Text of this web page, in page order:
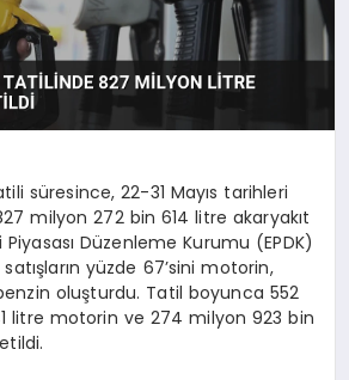
süresince, 22-31 Mayıs tarihleri
milyon 272 bin 614 litre akaryakıt
Piyasası Düzenleme Kurumu (EPDK)
yüzde 67’sini motorin,
oluşturdu. Tatil boyunca 552
litre motorin ve 274 milyon 923 bin